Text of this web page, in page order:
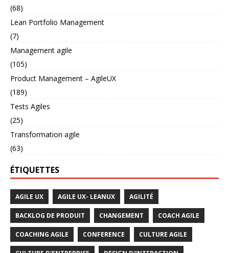
(68)
Lean Portfolio Management
(7)
Management agile
(105)
Product Management – AgileUX
(189)
Tests Agiles
(25)
Transformation agile
(63)
ÉTIQUETTES
AGILE UX AGILE UX- LEANUX AGILITÉ
BACKLOG DE PRODUIT CHANGEMENT COACH AGILE
COACHING AGILE CONFERENCE CULTURE AGILE